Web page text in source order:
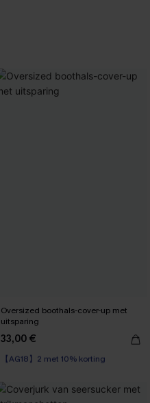
Oversized boothals-cover-up met
uitsparing
33,00 €
【AG18】2 met 10% korting
Kreukvrij